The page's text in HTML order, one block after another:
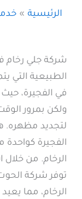
الرئيسية
شركة جلي رخام
الطبيعية التي
في الفجيرة، حيث
ولكن بمرور
لتجديد مظهره.
الفجيرة
الرخام. من خلال
توفر شركة
الرخام، مما